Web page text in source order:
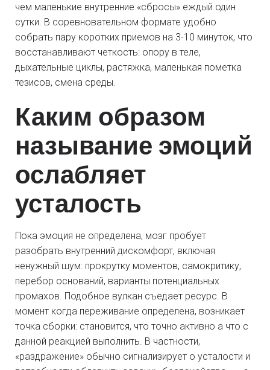
чем маленькие внутренние «сбросы» еждый один
сутки. В соревновательном формате удобно
собрать пару коротких приемов на 3-10 минуток, что
восстанавливают четкость: опору в теле,
дыхательные циклы, растяжка, маленькая пометка
тезисов, смена среды.
Каким образом
называние эмоций
ослабляет
усталость
Пока эмоция не определена, мозг пробует
разобрать внутренний дискомфорт, включая
ненужный шум: прокрутку моментов, самокритику,
перебор оснований, варианты потенциальных
промахов. Подобное вулкан съедает ресурс. В
момент когда переживание определена, возникает
точка сборки: становится, что точно активно а что с
данной реакцией выполнить. В частности,
«раздражение» обычно сигнализирует о усталости и